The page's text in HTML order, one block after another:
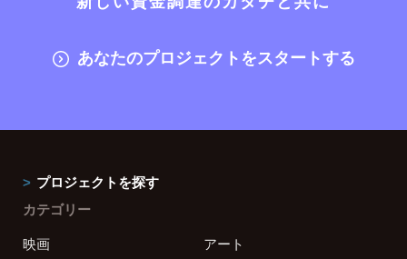
あなたのプロジェクトをスタートする
プロジェクトを探す
カテゴリー
映画
アート